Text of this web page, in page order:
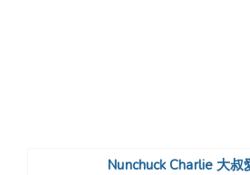
Nunchuck Charlie 大叔